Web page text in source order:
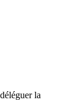
la